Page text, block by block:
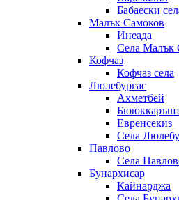
Бабаески
Малък Самоков
Инеада
Села Малък
Кофчаз
Кофчаз села
Люлебургас
Ахметбей
Евренсекиз
Села
Павлово
Села
Бунархисар
Кайнарджа